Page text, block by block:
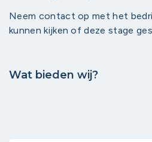
Neem contact op met het
kunnen kijken of deze stage
Wat bieden wij?